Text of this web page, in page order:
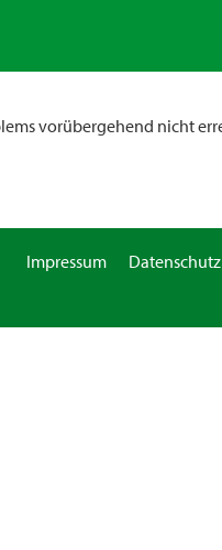
vorübergehend nicht
Impressum Datenschutz